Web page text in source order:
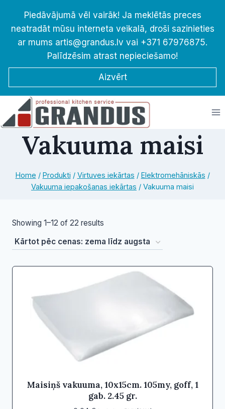
content
Piedāvājumā vēl vairāk! Ja meklētās preces
neatradāt mūsu interneta veikalā, droši sazinieties
ar mums artis@grandus.lv vai +371 67976875.
Palīdzēsim atrast nepieciešamo!
Aizvērt
Vakuuma maisi
Home / Produkti / Virtuves iekārtas / Elektromehāniskās /
Vakuuma iepakošanas iekārtas / Vakuuma maisi
Showing 1–12 of 22 results
by
price:
low
to
Maisiņš vakuuma, 10x15cm. 105my, goff, 1
gab. 2.45 gr.